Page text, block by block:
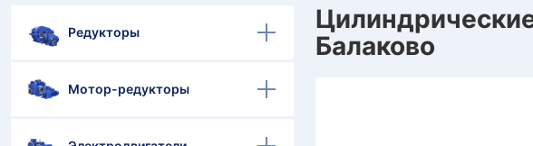
Редукторы
Мотор-редукторы
Балаково